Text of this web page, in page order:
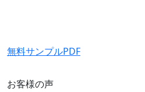
無料サンプルPDF
お客様の声